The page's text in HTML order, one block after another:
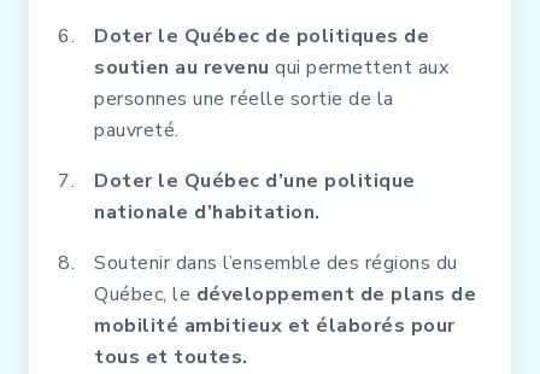
Doter le Québec de politiques de
soutien au revenu qui permettent aux
personnes une réelle sortie de la
pauvreté.
Doter le Québec d’une politique
nationale d’habitation.
Soutenir dans l’ensemble des régions du
Québec, le développement de plans de
mobilité ambitieux et élaborés pour
tous et toutes.